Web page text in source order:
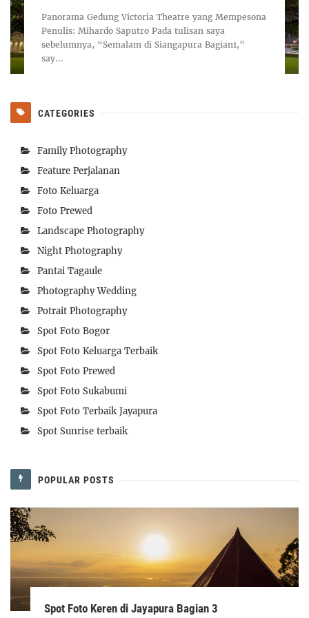
Panorama Gedung Victoria Theatre yang Mempesona
Penulis: Mihardo Saputro Pada tulisan saya
sebelumnya, “Semalam di Siangapura Bagian1,”
say...
CATEGORIES
Family Photography
Feature Perjalanan
Foto Keluarga
Foto Prewed
Landscape Photography
Night Photography
Pantai Tagaule
Photography Wedding
Potrait Photography
Spot Foto Bogor
Spot Foto Keluarga Terbaik
Spot Foto Prewed
Spot Foto Sukabumi
Spot Foto Terbaik Jayapura
Spot Sunrise terbaik
POPULAR POSTS
Spot Foto Keren di Jayapura Bagian 3